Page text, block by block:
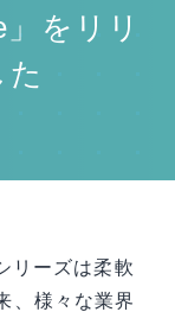
をリリ
リーズは柔軟
、様々な業界